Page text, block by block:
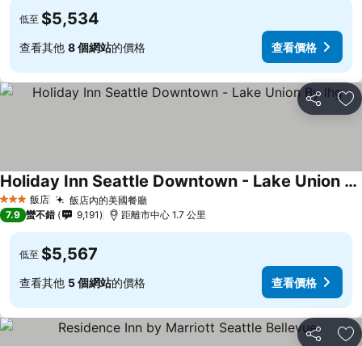
低至 $5,534
查看其他 8 個網站的價格 查看價格
分享 加
3 星級 飯店 飯店內的美國餐廳
Holiday Inn Seattle Downtown - Lake Union By Ihg
7.9 蠻不錯 9,191 距離市中心 1.7 公里
低至 $5,567
查看其他 5 個網站的價格 查看價格
分享 加